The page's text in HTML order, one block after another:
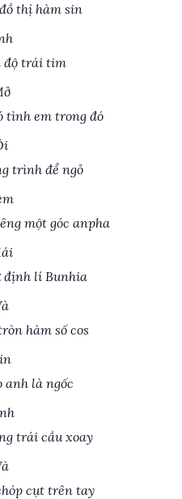
thị hàm sin
độ trái tim
tình em trong đó
trình để ngỏ
một góc anpha
định lí Bunhia
hàm số cos
anh là ngốc
trái cầu xoay
cụt trên tay